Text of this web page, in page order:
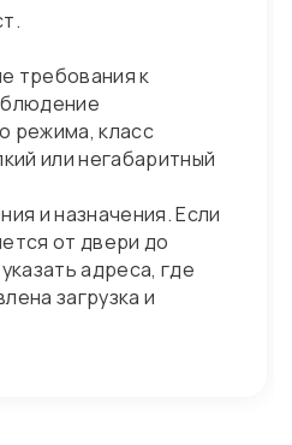
требования к
режима, класс
или негабаритный
и назначения. Если
от двери до
адреса, где
загрузка и